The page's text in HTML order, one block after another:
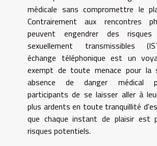
médicale sans compromettre le
Contrairement aux rencontres
peuvent engendrer des risques
sexuellement transmissibles
échange téléphonique est un
exempt de toute menace pour la
absence de danger médical
participants de se laisser aller à
plus ardents en toute tranquillité
que chaque instant de plaisir est
risques potentiels.